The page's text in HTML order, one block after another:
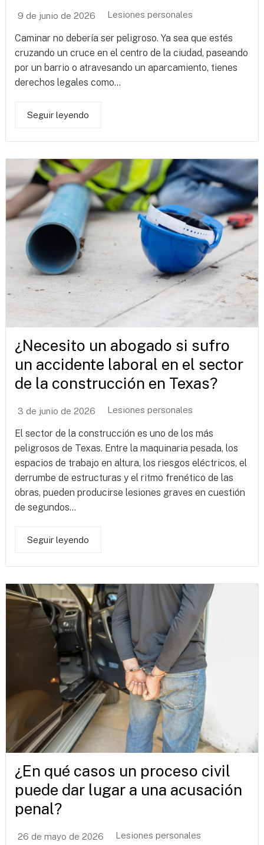
9 de junio de 2026 Lesiones personales
Caminar no debería ser peligroso. Ya sea que estés
cruzando un cruce en el centro de la ciudad, paseando
por un barrio o atravesando un aparcamiento, tienes
derechos legales como...
Seguir leyendo
¿Necesito un abogado si sufro
un accidente laboral en el sector
de la construcción en Texas?
3 de junio de 2026 Lesiones personales
El sector de la construcción es uno de los más
peligrosos de Texas. Entre la maquinaria pesada, los
espacios de trabajo en altura, los riesgos eléctricos, el
derrumbe de estructuras y el ritmo frenético de las
obras, pueden producirse lesiones graves en cuestión
de segundos...
Seguir leyendo
¿En qué casos un proceso civil
puede dar lugar a una acusación
penal?
26 de mayo de 2026 Lesiones personales